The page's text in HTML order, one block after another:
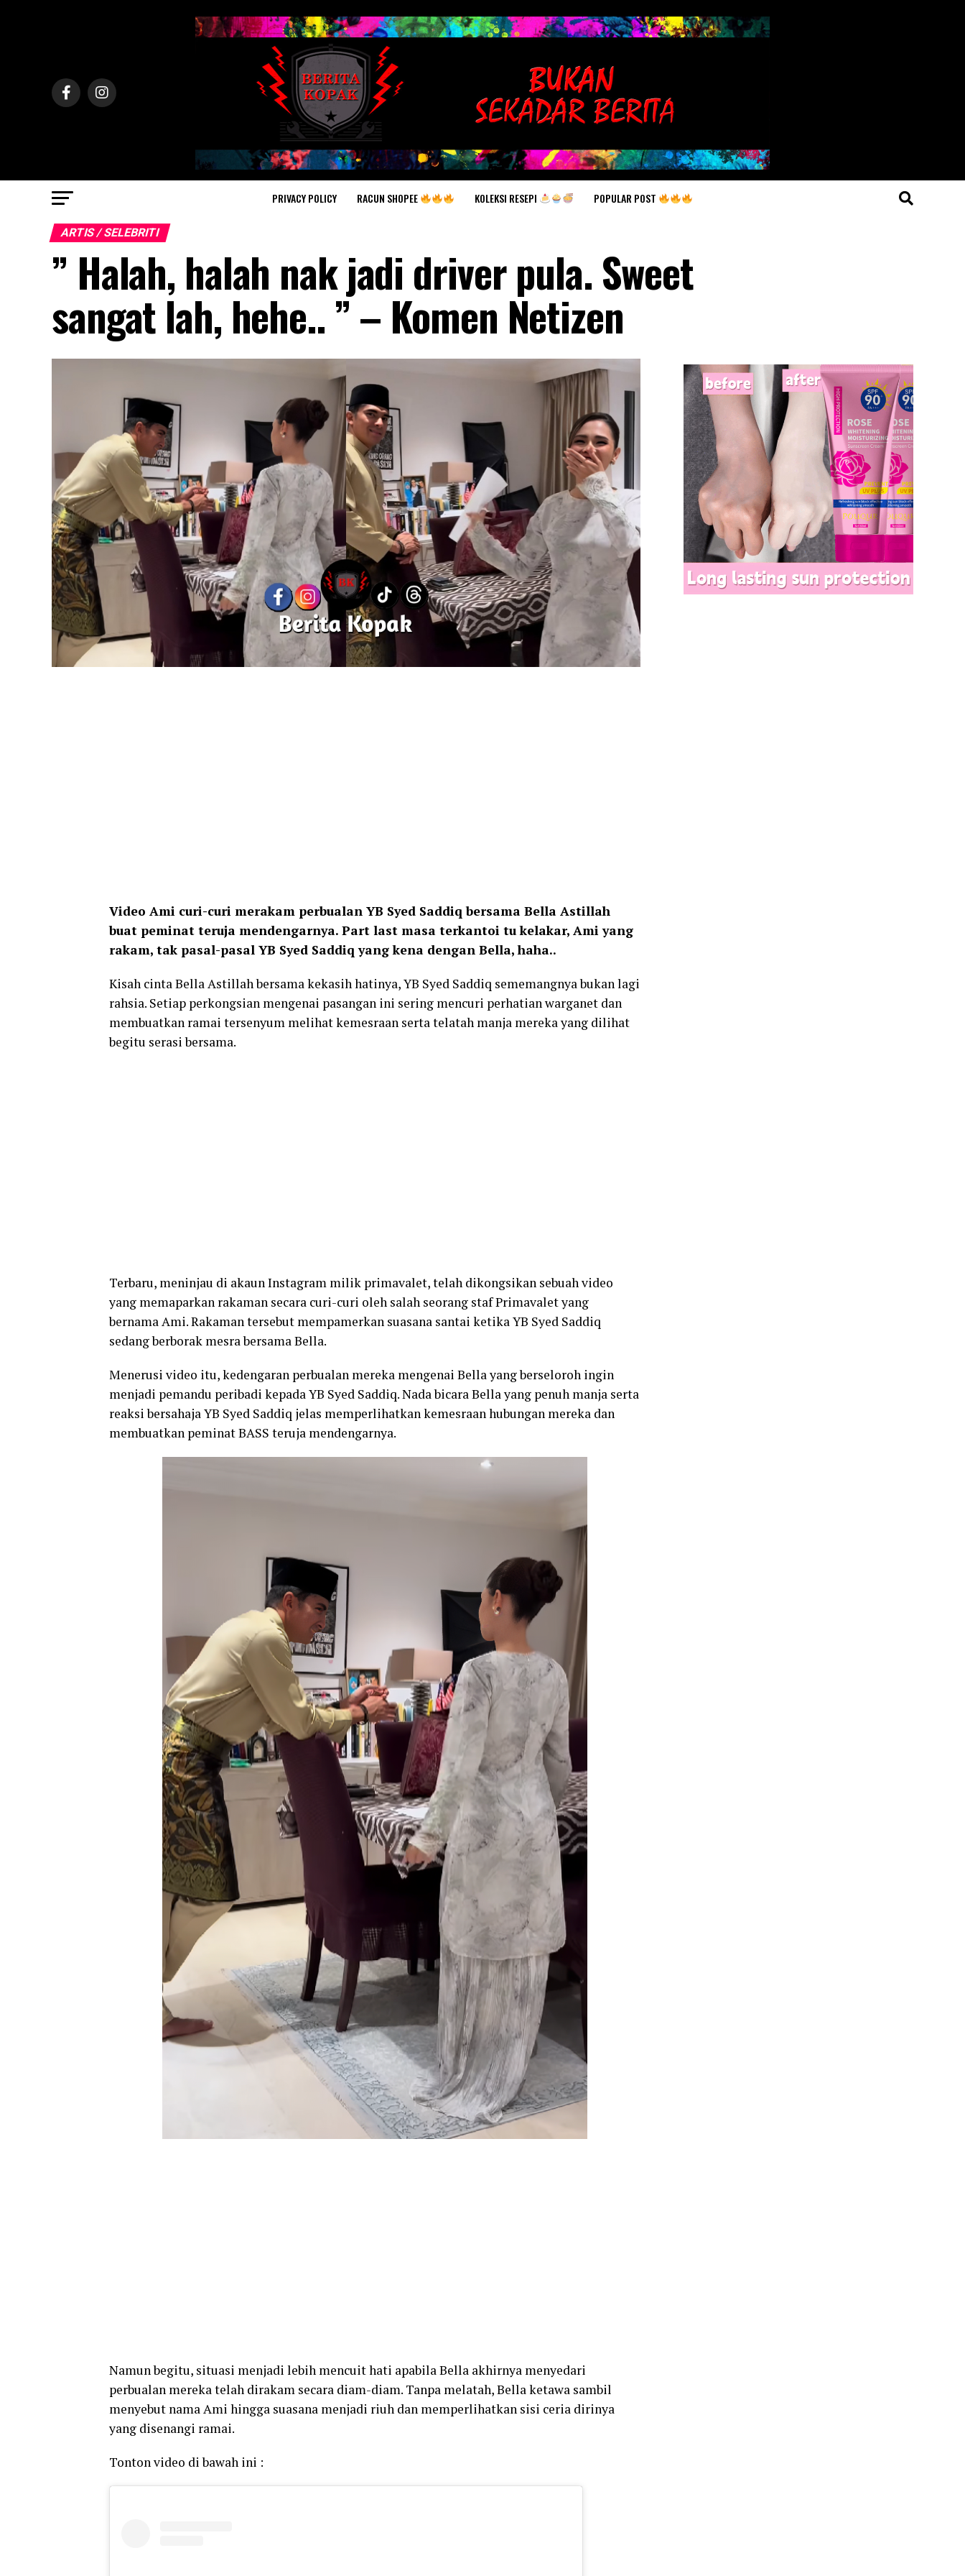
PRIVACY POLICY RACUN SHOPEE KOLEKSI RESEPI POPULAR POST
ARTIS / SELEBRITI
” Halah, halah nak jadi driver pula. Sweet
sangat lah, hehe.. ” – Komen Netizen
Video Ami curi-curi merakam perbualan YB Syed Saddiq bersama Bella Astillah
buat peminat teruja mendengarnya. Part last masa terkantoi tu kelakar, Ami yang
rakam, tak pasal-pasal YB Syed Saddiq yang kena dengan Bella, haha..
Kisah cinta Bella Astillah bersama kekasih hatinya, YB Syed Saddiq sememangnya bukan lagi
rahsia. Setiap perkongsian mengenai pasangan ini sering mencuri perhatian warganet dan
membuatkan ramai tersenyum melihat kemesraan serta telatah manja mereka yang dilihat
begitu serasi bersama.
Terbaru, meninjau di akaun Instagram milik primavalet, telah dikongsikan sebuah video
yang memaparkan rakaman secara curi-curi oleh salah seorang staf Primavalet yang
bernama Ami. Rakaman tersebut mempamerkan suasana santai ketika YB Syed Saddiq
sedang berborak mesra bersama Bella.
Menerusi video itu, kedengaran perbualan mereka mengenai Bella yang berseloroh ingin
menjadi pemandu peribadi kepada YB Syed Saddiq. Nada bicara Bella yang penuh manja serta
reaksi bersahaja YB Syed Saddiq jelas memperlihatkan kemesraan hubungan mereka dan
membuatkan peminat BASS teruja mendengarnya.
Namun begitu, situasi menjadi lebih mencuit hati apabila Bella akhirnya menyedari
perbualan mereka telah dirakam secara diam-diam. Tanpa melatah, Bella ketawa sambil
menyebut nama Ami hingga suasana menjadi riuh dan memperlihatkan sisi ceria dirinya
yang disenangi ramai.
Tonton video di bawah ini :